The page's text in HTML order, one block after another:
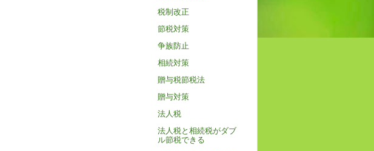
税制改正
節税対策
争族防止
相続対策
贈与税節税法
贈与対策
法人税
法人税と相続税がダブ
ル節税できる